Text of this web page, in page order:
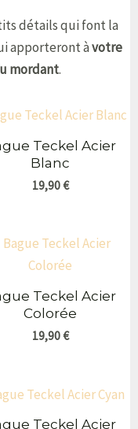
détails qui font la
apporteront àvotre
mordant.
Teckel Acier
Blanc
19,90€
Teckel Acier
Colorée
19,90€
Teckel Acier